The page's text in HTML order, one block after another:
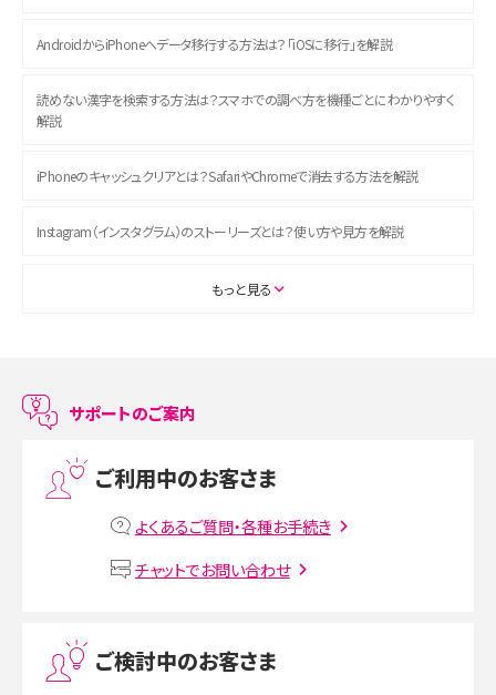
AndroidからiPhoneへデータ移行する方法は？「iOSに移行」を解説
読めない漢字を検索する方法は？スマホでの調べ方を機種ごとにわかりやすく
解説
iPhoneのキャッシュクリアとは？SafariやChromeで消去する方法を解説
Instagram（インスタグラム）のストーリーズとは？使い方や見方を解説
ASMRとは？初心者向けの代表ジャンルや楽しみ方を解説
LINEで友だちを削除する方法は？方法ごとの影響や復活・復元する方法も解説
プリペイドSIMとは？種類やメリット・デメリット、利用までの流れを解説
VPN接続とは？仕組みや必要性、メリット・デメリット、接続方法を解説
Instagram（インスタグラム）でスクショするとバレる？バレるケースや撮り方も解
もっと見る
サポートのご案内
ご利用中のお客さま
よくあるご質問・各種お手続き
チャットでお問い合わせ
ご検討中のお客さま